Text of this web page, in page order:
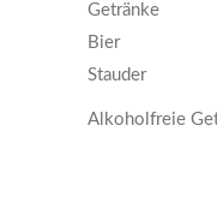
Getränke
Bier
Stauder
Alkoholfreie